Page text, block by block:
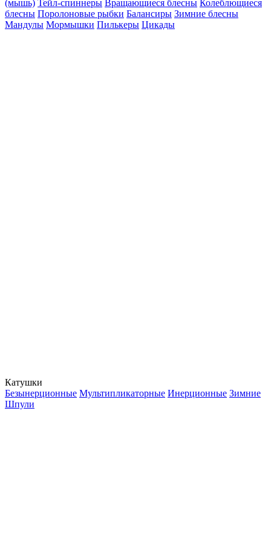
(мышь) Тейл-спиннеры Вращающиеся блесны Колеблющиеся
блесны Поролоновые рыбки Балансиры Зимние блесны
Мандулы Мормышки Пилькеры Цикады
Катушки
Безынерционные Мультипликаторные Инерционные Зимние
Шпули